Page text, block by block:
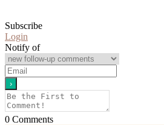
Subscribe
Login
Notify of
0 Comments